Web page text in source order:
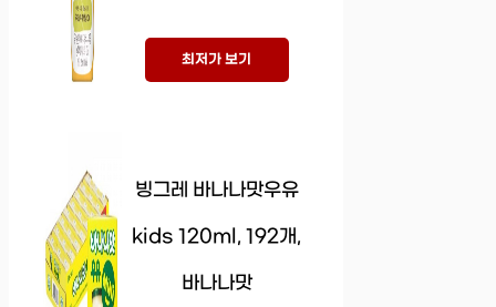
최저가 보기
빙그레 바나나맛우유
kids 120ml, 192개,
바나나맛